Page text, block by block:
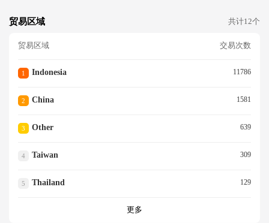
贸易区域 共计12个
贸易区域 交易次数
1 Indonesia 11786
2 China 1581
3 Other 639
4 Taiwan 309
5 Thailand 129
更多